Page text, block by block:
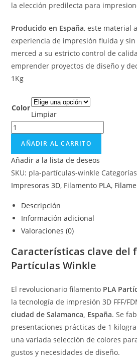
la elección predilecta para
Producido en España, este material
experiencia de impresión fluida y
merced a su estricto control de
emprender proyectos de diseño y
1Kg
Color
Limpiar
AÑADIR AL CARRITO
Añadir a la lista de deseos
SKU: pla-partículas-winkle
Impresoras 3D, Filamento PLA,
Descripción
Información adicional
Valoraciones (0)
Características clave del
Partículas Winkle
El revolucionario filamento PLA
la tecnología de impresión 3D FFF/
ciudad de Salamanca, España. Se
presentaciones prácticas de 1
una variada selección de colores
gustos y necesidades de diseño.